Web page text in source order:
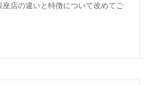
座店の違いと特徴について改めてご